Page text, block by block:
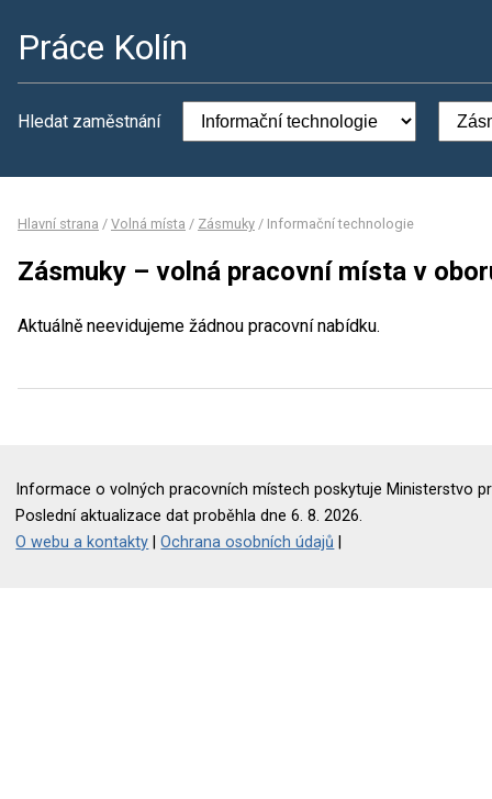
Práce Kolín
Hledat zaměstnání
Hlavní strana / Volná místa / Zásmuky / Informační technologie
Zásmuky – volná pracovní místa v
Aktuálně neevidujeme žádnou pracovní nabídku.
Informace o volných pracovních místech poskytuje Ministerstvo
Poslední aktualizace dat proběhla dne 6. 8. 2026.
O webu a kontakty |Ochrana osobních údajů